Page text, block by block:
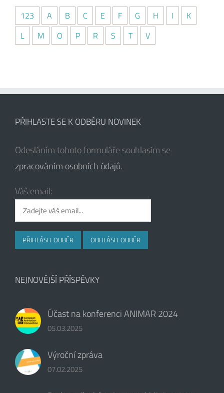
123 A B C E F G H I
K
L
M O P R S T V
PŘIHLASTE SE K ODBĚRU NOVINEK
Odesláním tohoto formuláře souhlasím se
zpracováním osobních údajů.
Váš email:
NEJNOVĚJŠÍ PŘÍSPĚVKY
Účast na konferenci ANIMAR 2024
05.03.2025
Výroční zpráva
07.02.2025